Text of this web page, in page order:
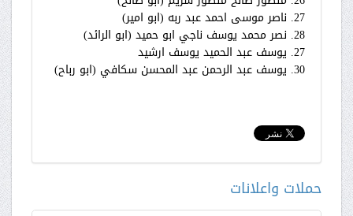
27. ناصر موسى احمد عبد ربه (ابو امير)
28. نصر محمد يوسف ناجي ابو حميد (ابو الرائد)
27. يوسف عبد الحميد يوسف ارشيد
30. يوسف عبد الرحمن عبد المحسن سكافي (ابو رباح)
حملات واعلانات